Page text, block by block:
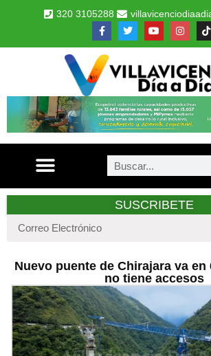
320 3105288
SUSCRIBETE
Nuevo puente de Chirajara va en
no tiene accesos